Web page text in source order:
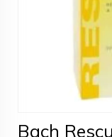
Bach